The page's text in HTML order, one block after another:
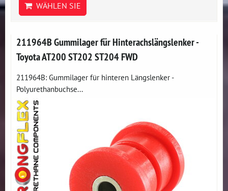
WÄHLEN SIE
211964B Gummilager für Hinterachslängslenker -
Toyota AT200 ST202 ST204 FWD
211964B: Gummilager für hinteren Längslenker -
Polyurethanbuchse...